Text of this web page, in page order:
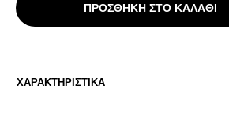
ΠΡΟΣΘΗΚΗ ΣΤΟ ΚΑΛΑΘΙ
ΧΑΡΑΚΤΗΡΙΣΤΙΚΑ